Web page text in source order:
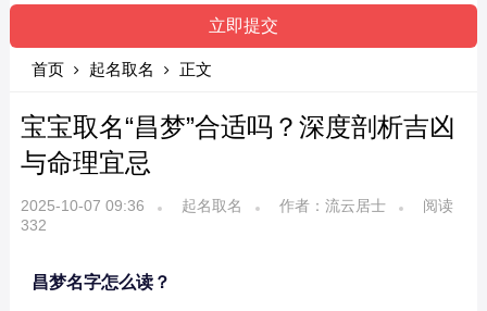
首页 起名取名 正文
宝宝取名“昌梦”合适吗？深度剖析吉凶
与命理宜忌
2025-10-07 09:36 起名取名 作者：流云居士
阅读
332
昌梦名字怎么读？